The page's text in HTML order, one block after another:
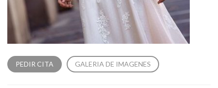
PEDIR CITA GALERIA DE IMAGENES